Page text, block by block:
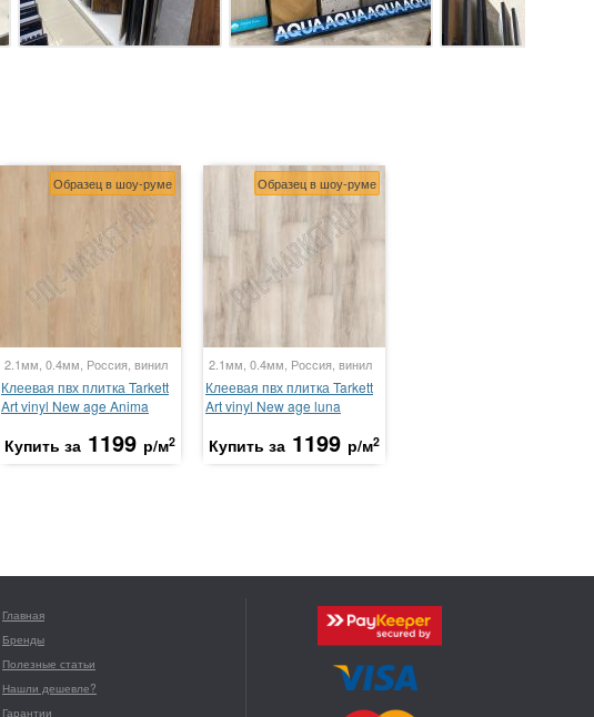
Образец в шоу-руме
2.1мм, 0.4мм, Россия, винил
Клеевая пвх плитка Tarkett
Art vinyl New age Anima
Купить за 1199 р/м2
Образец в шоу-руме
2.1мм, 0.4мм, Россия, винил
Клеевая пвх плитка Tarkett
Art vinyl New age luna
Купить за 1199 р/м2
Главная
Бренды
Полезные статьи
Нашли дешевле?
Гарантии